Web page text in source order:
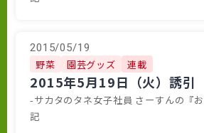
2015/05/19
野菜 園芸グッズ 連載
2015年5月19日（火）誘引
-サカタのタネ女子社員 さーすんの『
記